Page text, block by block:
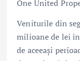
One United
Veniturile din
milioane de lei
de aceeași